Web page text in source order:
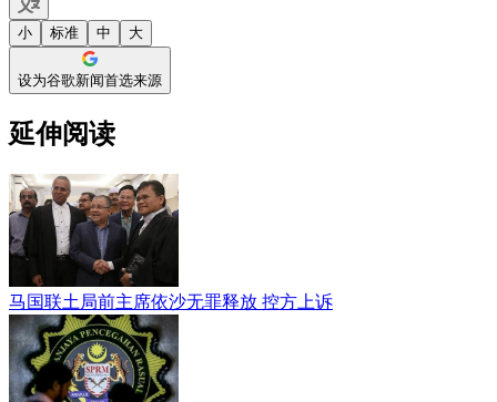
小 标准 中 大
设为谷歌新闻首选来源
延伸阅读
马国联土局前主席依沙无罪释放 控方上诉